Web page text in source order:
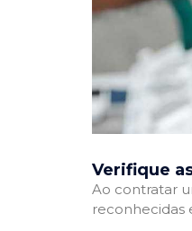
Verifique
Ao contratar
reconhecidas